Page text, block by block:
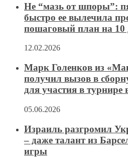
Не “мазь от шпоры”:
быстро ее вылечила
пошаговый план на 10
12.02.2026
Марк Голенков из
получил вызов в
для участия в турнире
05.06.2026
Израиль разгромил
– даже талант из
игры